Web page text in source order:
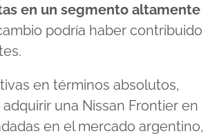
en un segmento altamente
podría haber contribuido
en términos absolutos,
una Nissan Frontier en
en el mercado argentino,